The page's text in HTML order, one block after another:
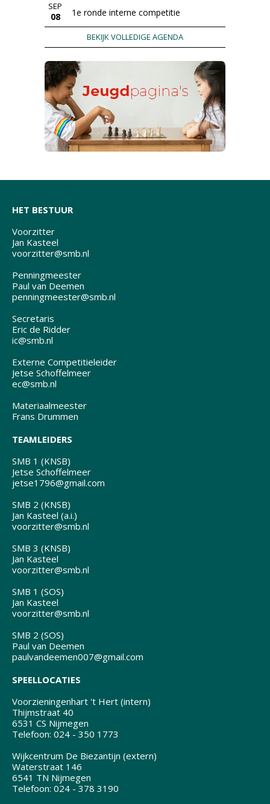
SEP
08 1e ronde interne competitie
BEKIJK VOLLEDIGE AGENDA
HET BESTUUR
Voorzitter
Jan Kasteel
voorzitter@smb.nl
Penningmeester
Paul van Deemen
penningmeester@smb.nl
Secretaris
Eric de Ridder
ic@smb.nl
Externe Competitieleider
Jetse Schoffelmeer
ec@smb.nl
Materiaalmeester
Frans Drummen
TEAMLEIDERS
SMB 1 (KNSB)
Jetse Schoffelmeer
jetse1796@gmail.com
SMB 2 (KNSB)
Jan Kasteel (a.i.)
voorzitter@smb.nl
SMB 3 (KNSB)
Jan Kasteel
voorzitter@smb.nl
SMB 1 (SOS)
Jan Kasteel
voorzitter@smb.nl
SMB 2 (SOS)
Paul van Deemen
paulvandeemen007@gmail.com
SPEELLOCATIES
Voorzieningenhart 't Hert (intern)
Thijmstraat 40
6531 CS Nijmegen
Telefoon: 024 - 350 1773
Wijkcentrum De Biezantijn (extern)
Waterstraat 146
6541 TN Nijmegen
Telefoon: 024 - 378 3190